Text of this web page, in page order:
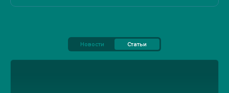
Новости Статьи